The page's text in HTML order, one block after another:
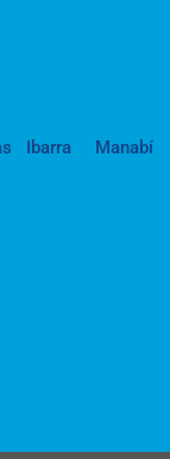
Ibarra
Manabí